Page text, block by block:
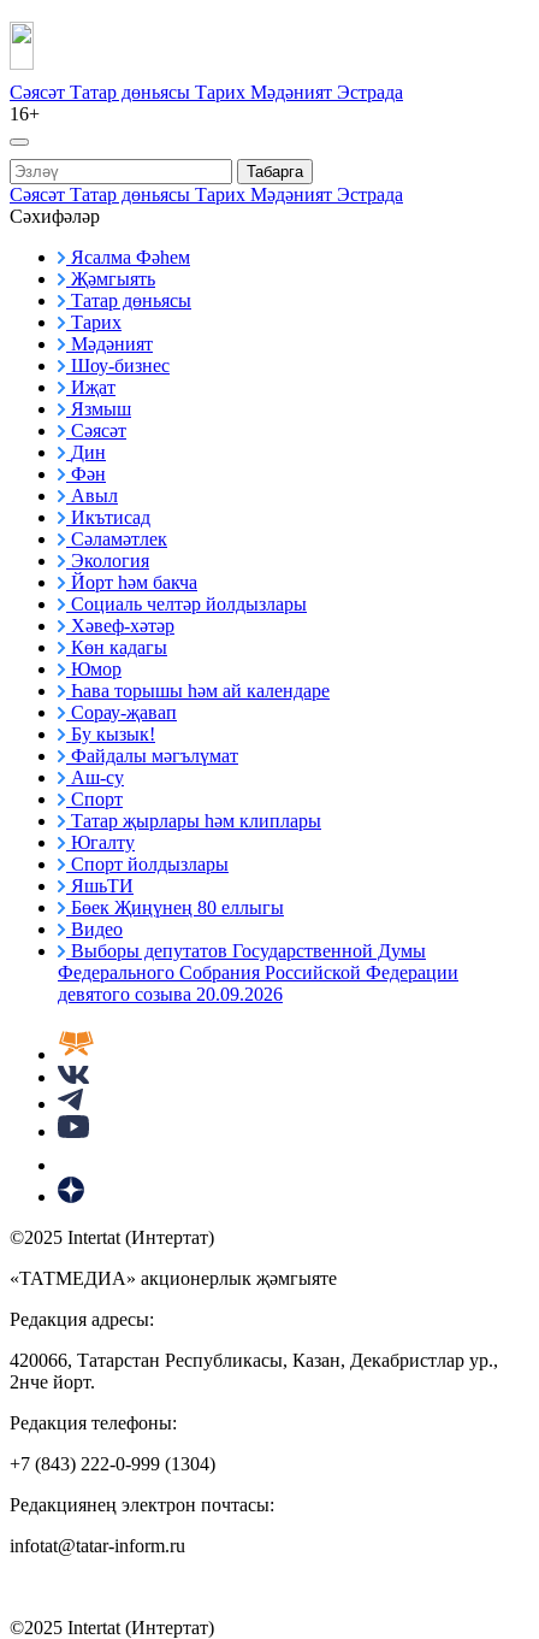
Сәясәт Татар дөньясы Тарих Мәдәният Эстрада
16+
Табарга
Сәясәт Татар дөньясы Тарих Мәдәният Эстрада
Сәхифәләр
Ясалма Фәһем
Җәмгыять
Татар дөньясы
Тарих
Мәдәният
Шоу-бизнес
Иҗат
Язмыш
Сәясәт
Дин
Фән
Авыл
Икътисад
Сәламәтлек
Экология
Йорт һәм бакча
Социаль челтәр йолдызлары
Хәвеф-хәтәр
Көн кадагы
Юмор
Һава торышы һәм ай календаре
Сорау-җавап
Бу кызык!
Файдалы мәгълүмат
Аш-су
Спорт
Татар җырлары һәм клиплары
Югалту
Спорт йолдызлары
ЯшьТИ
Бөек Җиңүнең 80 еллыгы
Видео
Выборы депутатов Государственной Думы
Федерального Собрания Российской Федерации
девятого созыва 20.09.2026
©2025 Intertat (Интертат)
«ТАТМЕДИА» акционерлык җәмгыяте
Редакция адресы:
420066, Татарстан Республикасы, Казан, Декабристлар ур.,
2нче йорт.
Редакция телефоны:
+7 (843) 222-0-999 (1304)
Редакциянең электрон почтасы:
infotat@tatar-inform.ru
©2025 Intertat (Интертат)